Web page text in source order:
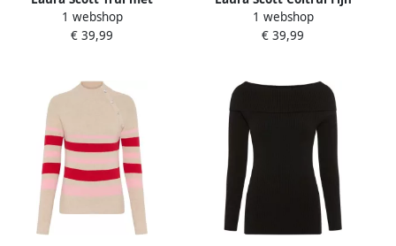
staande kraag zacht
winterbreisel met zijspliten
1 webshop
€ 39,99
breisel in nauwsluitende
lange vorm
1 webshop
€ 39,99